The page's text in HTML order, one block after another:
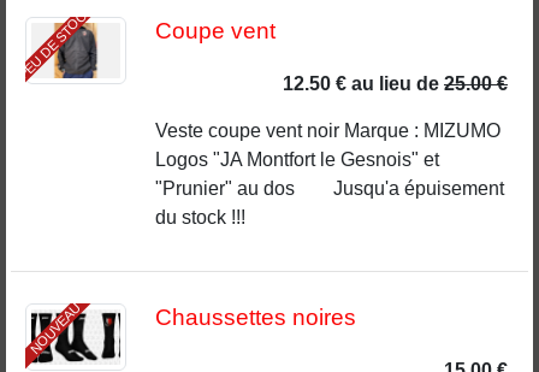
PEU DE STOCK Coupe vent
12.50 € au lieu de 25.00 €
Veste coupe vent noir Marque : MIZUMO
Logos "JA Montfort le Gesnois" et
"Prunier" au dos Jusqu'a épuisement
du stock !!!
NOUVEAU Chaussettes noires